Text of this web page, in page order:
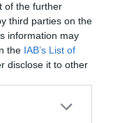
of the further
third parties on the
information may
the IAB’s List of
disclose it to other